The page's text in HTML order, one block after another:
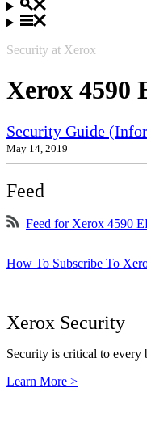
Security at Xerox
Xerox 4590
Security Guide
May 14, 2019
Feed
Feed for Xerox 4590
How To Subscribe To
Xerox Security
Security is critical to every
Learn More >